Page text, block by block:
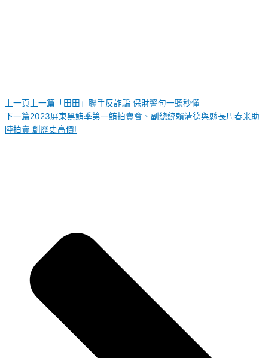
上一頁 上一篇 「田田」聯手反詐騙 保財警句一聽秒懂
下一篇2023屏東黑鮪季第一鮪拍賣會、副總統賴清德與縣長周春米助
陣拍賣 創歷史高價!